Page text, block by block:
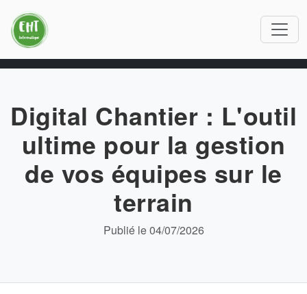
Digital Chantier : L'outil
ultime pour la gestion
de vos équipes sur le
terrain
Publié le 04/07/2026